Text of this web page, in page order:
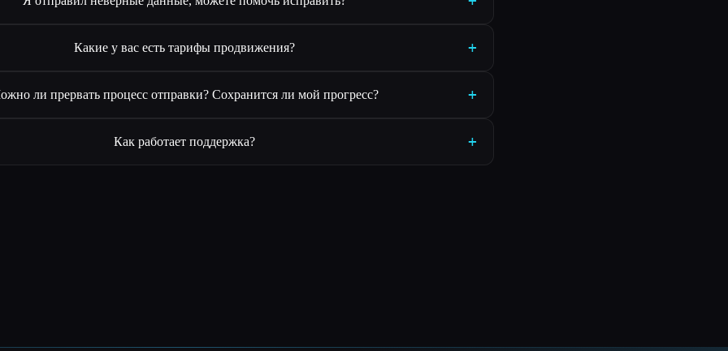
Какие у вас есть тарифы продвижения? +
ли прервать процесс отправки? Сохранится ли мой прогресс? +
Как работает поддержка? +